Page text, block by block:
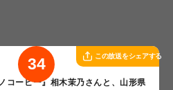
34 この放送をシェアする
コーヒー』相木茉乃さんと、山形県